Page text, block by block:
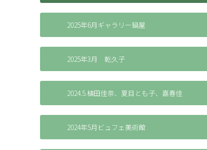
2025年6月ギャラリー鍋屋
2025年3月 乾久子
2024.5.植田佳奈、夏目とも子、嘉春佳
2024年5月ビュフェ美術館